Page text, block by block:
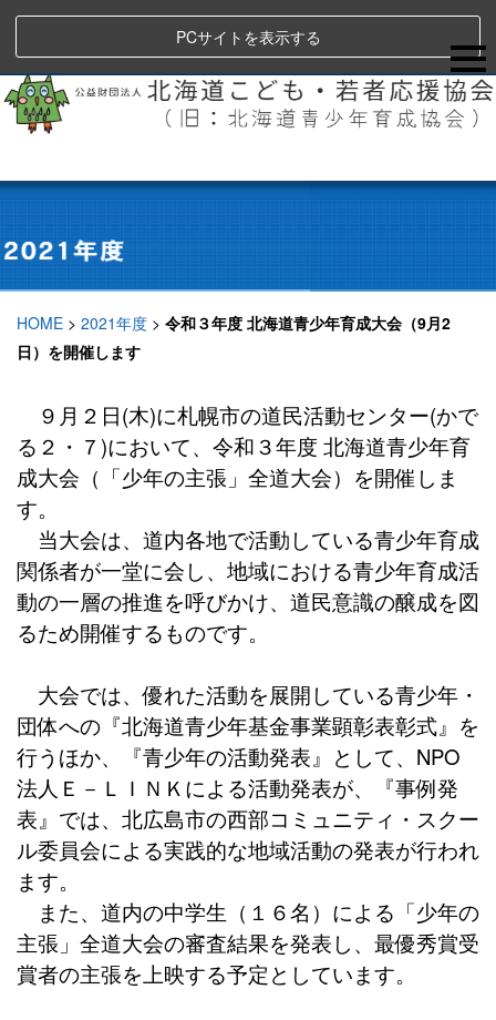
PCサイトを表示する
HOME > 2021年度 > 令和３年度 北海道青少年育成大会（9月2
日）を開催します
９月２日(木)に札幌市の道民活動センター(かで
る２・７)において、令和３年度 北海道青少年育
成大会（「少年の主張」全道大会）を開催しま
す。
当大会は、道内各地で活動している青少年育成
関係者が一堂に会し、地域における青少年育成活
動の一層の推進を呼びかけ、道民意識の醸成を図
るため開催するものです。
大会では、優れた活動を展開している青少年・
団体への『北海道青少年基金事業顕彰表彰式』を
行うほか、『青少年の活動発表』として、NPO
法人Ｅ－ＬＩＮＫによる活動発表が、『事例発
表』では、北広島市の西部コミュニティ・スクー
ル委員会による実践的な地域活動の発表が行われ
ます。
また、道内の中学生（１６名）による「少年の
主張」全道大会の審査結果を発表し、最優秀賞受
賞者の主張を上映する予定としています。